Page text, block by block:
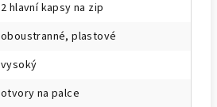
2 hlavní kapsy na zip
oboustranné, plastové
vysoký
otvory na palce